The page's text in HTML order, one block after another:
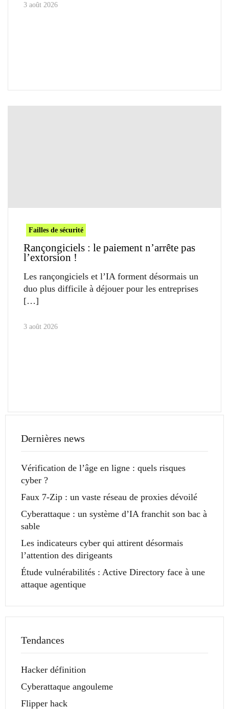
3 août 2026
Failles de sécurité
Rançongiciels : le paiement n’arrête pas
l’extorsion !
Les rançongiciels et l’IA forment désormais un
duo plus difficile à déjouer pour les entreprises
3 août 2026
Dernières news
Vérification de l’âge en ligne : quels risques
cyber ?
Faux 7-Zip : un vaste réseau de proxies dévoilé
Cyberattaque : un système d’IA franchit son bac à
sable
Les indicateurs cyber qui attirent désormais
l’attention des dirigeants
Étude vulnérabilités : Active Directory face à une
attaque agentique
Tendances
Hacker définition
Cyberattaque angouleme
Flipper hack